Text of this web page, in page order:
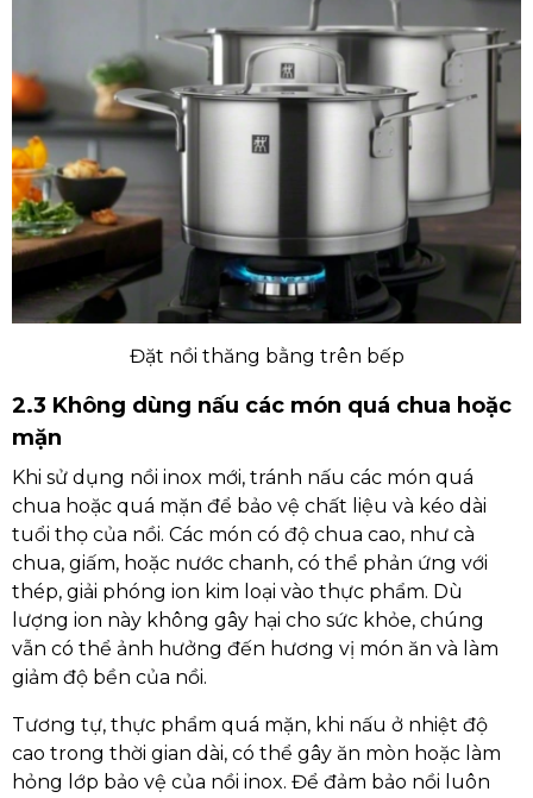
Đặt nồi thăng bằng trên bếp
2.3 Không dùng nấu các món quá chua hoặc
mặn
Khi sử dụng nồi inox mới, tránh nấu các món quá
chua hoặc quá mặn để bảo vệ chất liệu và kéo dài
tuổi thọ của nồi. Các món có độ chua cao, như cà
chua, giấm, hoặc nước chanh, có thể phản ứng với
thép, giải phóng ion kim loại vào thực phẩm. Dù
lượng ion này không gây hại cho sức khỏe, chúng
vẫn có thể ảnh hưởng đến hương vị món ăn và làm
giảm độ bền của nồi.
Tương tự, thực phẩm quá mặn, khi nấu ở nhiệt độ
cao trong thời gian dài, có thể gây ăn mòn hoặc làm
hỏng lớp bảo vệ của nồi inox. Để đảm bảo nồi luôn